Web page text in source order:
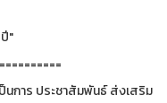
"
นการ ประชาสัมพันธ์ ส่งเสริม